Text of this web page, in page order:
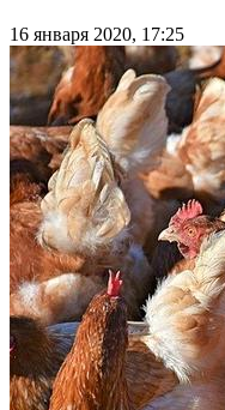
16 января 2020, 17:25